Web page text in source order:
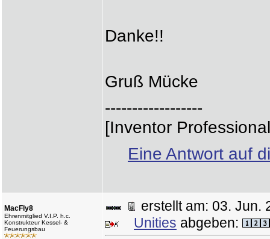
Danke!!
Gruß Mücke
------------------
[Inventor
Eine Antwort auf
MacFly8
Ehrenmitglied V.I.P. h.c.
Konstrukteur Kessel- &
Feuerungsbau
erstellt am: 03.
Unities abgeben: